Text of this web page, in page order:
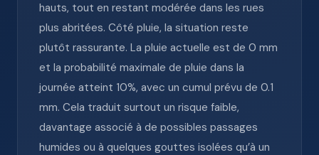
hauts, tout en restant modérée dans les rues
plus abritées. Côté pluie, la situation reste
plutôt rassurante. La pluie actuelle est de 0 mm
et la probabilité maximale de pluie dans la
journée atteint 10%, avec un cumul prévu de 0.1
mm. Cela traduit surtout un risque faible,
davantage associé à de possibles passages
humides ou à quelques gouttes isolées qu’à un